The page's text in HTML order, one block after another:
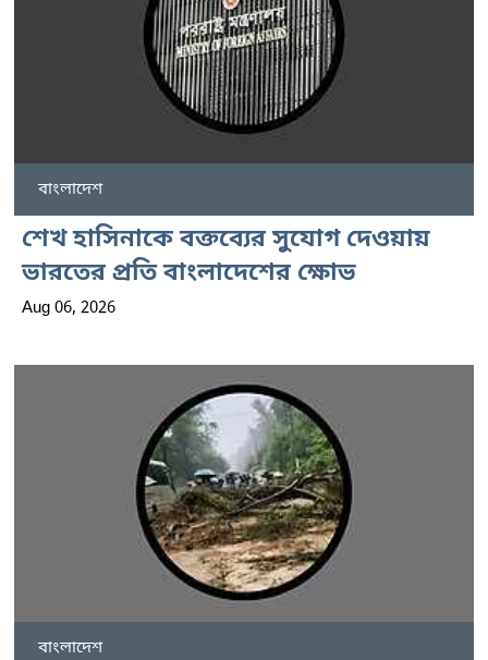
বাংলাদেশ
শেখ হাসিনাকে বক্তব্যের সুযোগ দেওয়ায়
ভারতের প্রতি বাংলাদেশের ক্ষোভ
Aug 06, 2026
বাংলাদেশ